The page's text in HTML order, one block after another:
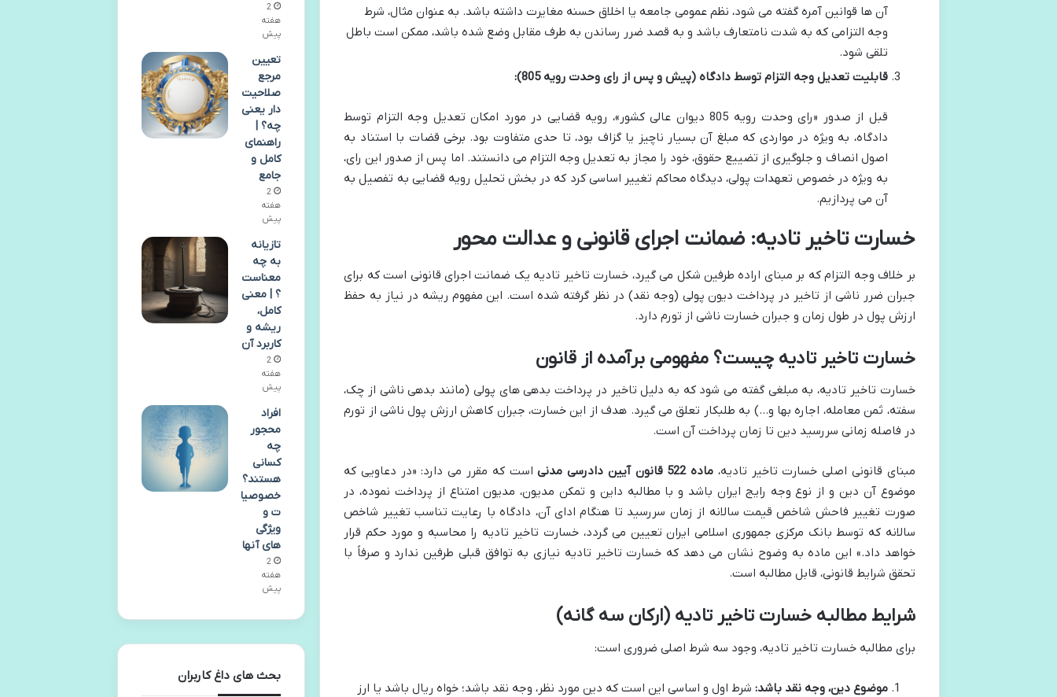
آن ها قوانین آمره گفته می شود، نظم عمومی جامعه یا اخلاق حسنه مغایرت داشته باشد. به عنوان مثال، شرط
وجه التزامی که به شدت نامتعارف باشد و به قصد ضرر رساندن به طرف مقابل وضع شده باشد، ممکن است باطل
تلقی شود.
قابلیت تعدیل وجه التزام توسط دادگاه (پیش و پس از رای وحدت رویه 805):
قبل از صدور «رای وحدت رویه 805 دیوان عالی کشور»، رویه قضایی در مورد امکان تعدیل وجه التزام توسط
دادگاه، به ویژه در مواردی که مبلغ آن بسیار ناچیز یا گزاف بود، تا حدی متفاوت بود. برخی قضات با استناد به
اصول انصاف و جلوگیری از تضییع حقوق، خود را مجاز به تعدیل وجه التزام می دانستند. اما پس از صدور این رای،
به ویژه در خصوص تعهدات پولی، دیدگاه محاکم تغییر اساسی کرد که در بخش تحلیل رویه قضایی به تفصیل به
آن می پردازیم.
خسارت تاخیر تادیه: ضمانت اجرای قانونی و عدالت محور
بر خلاف وجه التزام که بر مبنای اراده طرفین شکل می گیرد، خسارت تاخیر تادیه یک ضمانت اجرای قانونی است که برای
جبران ضرر ناشی از تاخیر در پرداخت دیون پولی (وجه نقد) در نظر گرفته شده است. این مفهوم ریشه در نیاز به حفظ
ارزش پول در طول زمان و جبران خسارت ناشی از تورم دارد.
خسارت تاخیر تادیه چیست؟ مفهومی برآمده از قانون
خسارت تاخیر تادیه، به مبلغی گفته می شود که به دلیل تاخیر در پرداخت بدهی های پولی (مانند بدهی ناشی از چک،
سفته، ثمن معامله، اجاره بها و…) به طلبکار تعلق می گیرد. هدف از این خسارت، جبران کاهش ارزش پول ناشی از تورم
در فاصله زمانی سررسید دین تا زمان پرداخت آن است.
مبنای قانونی اصلی خسارت تاخیر تادیه، ماده 522 قانون آیین دادرسی مدنی
است که مقرر می دارد: «در دعاویی که
موضوع آن دین و از نوع وجه رایج ایران باشد و با مطالبه داین و تمکن مدیون، مدیون امتناع از پرداخت نموده، در
صورت تغییر فاحش شاخص قیمت سالانه از زمان سررسید تا هنگام ادای آن، دادگاه با رعایت تناسب تغییر شاخص
سالانه که توسط بانک مرکزی جمهوری اسلامی ایران تعیین می گردد، خسارت تاخیر تادیه را محاسبه و مورد حکم قرار
خواهد داد.» این ماده به وضوح نشان می دهد که خسارت تاخیر تادیه نیازی به توافق قبلی طرفین ندارد و صرفاً با
تحقق شرایط قانونی، قابل مطالبه است.
شرایط مطالبه خسارت تاخیر تادیه (ارکان سه گانه)
برای مطالبه خسارت تاخیر تادیه، وجود سه شرط اصلی ضروری است:
موضوع دین، وجه نقد باشد: شرط اول و اساسی این است که دین مورد نظر، وجه نقد باشد؛ خواه ریال باشد یا ارز
2
هفته
پیش
تعیین
مرجع
صلاحیت
دار یعنی
چه؟ |
راهنمای
کامل و
جامع
2
هفته
پیش
تازیانه
به چه
معناست
؟ | معنی
کامل،
ریشه و
کاربرد آن
2
هفته
پیش
افراد
محجور
چه
کسانی
هستند؟
خصوصیا
ت و
ویژگی
های آنها
2
هفته
پیش
بحث های داغ کاربران